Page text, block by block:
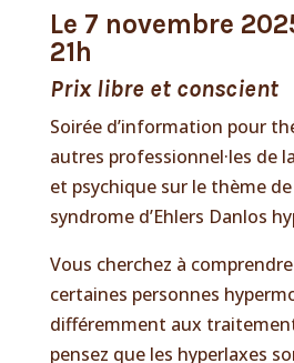
Le 7 novembre
21h
Prix libre et conscient
Soirée d’information pour
autres professionnel·les de
et psychique sur le thème
syndrome d’Ehlers Danlos
Vous cherchez à
certaines personnes
différemment aux
pensez que les hyperlaxes